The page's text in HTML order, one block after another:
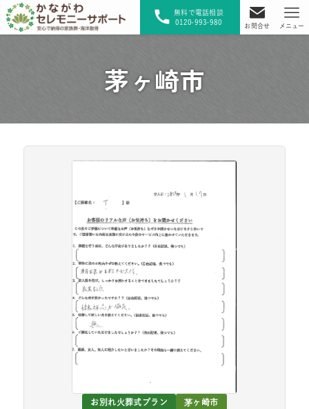
無料で電話相談
0120-993-980
お問合せ メニュー
茅ヶ崎市
お別れ火葬式プラン 茅ヶ崎市